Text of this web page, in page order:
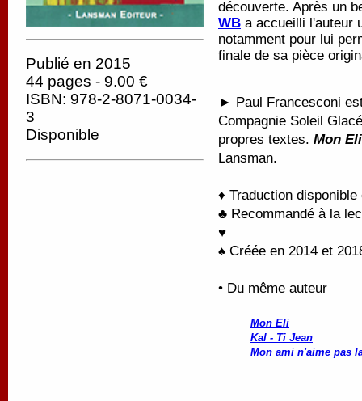
Publié en 2015
44 pages - 9.00 €
ISBN: 978-2-8071-0034-
3
Disponible
découverte. Après un
WB a accueilli l'auteur
notamment pour lui
finale de sa pièce
► Paul Francesconi
Compagnie Soleil
propres textes. Mon Eli
Lansman.
♦ Traduction
♣ Recommandé à la
♥
♠ Créée en 2014 et
• Du même auteur
Mon Eli
Kal - Ti Jean
Mon ami n'aime pas